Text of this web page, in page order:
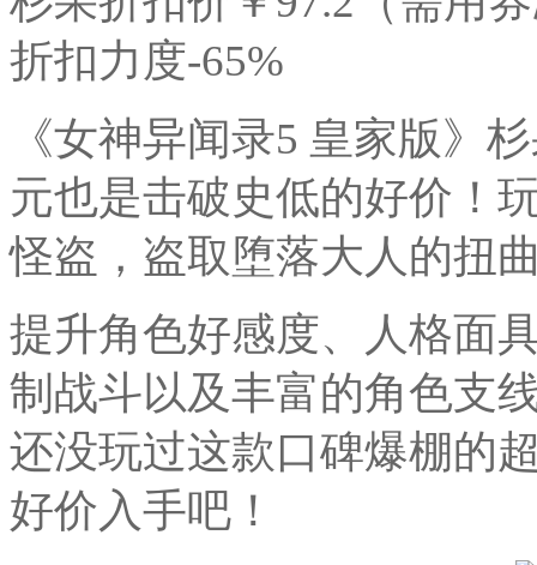
折扣力度-65%
《女神异闻录5 皇家版》
元也是击破史低的好价！
怪盗，盗取堕落大人的扭
提升角色好感度、人格面
制战斗以及丰富的角色支
还没玩过这款口碑爆棚的
好价入手吧！